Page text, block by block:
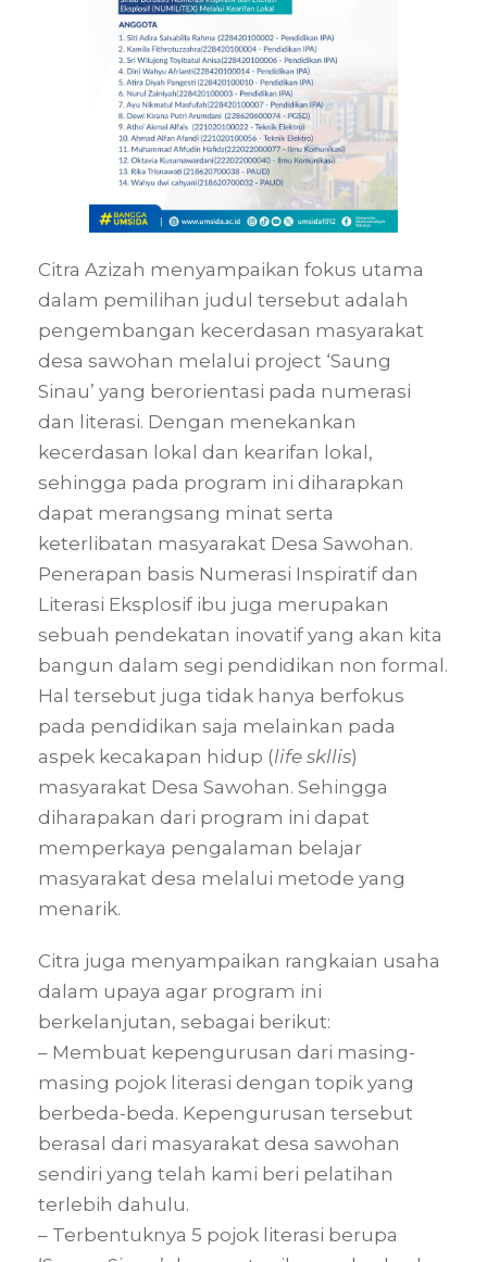
Citra Azizah menyampaikan fokus utama
dalam pemilihan judul tersebut adalah
pengembangan kecerdasan masyarakat
desa sawohan melalui project ‘Saung
Sinau’ yang berorientasi pada numerasi
dan literasi. Dengan menekankan
kecerdasan lokal dan kearifan lokal,
sehingga pada program ini diharapkan
dapat merangsang minat serta
keterlibatan masyarakat Desa Sawohan.
Penerapan basis Numerasi Inspiratif dan
Literasi Eksplosif ibu juga merupakan
sebuah pendekatan inovatif yang akan kita
bangun dalam segi pendidikan non formal.
Hal tersebut juga tidak hanya berfokus
pada pendidikan saja melainkan pada
aspek kecakapan hidup (life skllis)
masyarakat Desa Sawohan. Sehingga
diharapakan dari program ini dapat
memperkaya pengalaman belajar
masyarakat desa melalui metode yang
menarik.
Citra juga menyampaikan rangkaian usaha
dalam upaya agar program ini
berkelanjutan, sebagai berikut:
– Membuat kepengurusan dari masing-
masing pojok literasi dengan topik yang
berbeda-beda. Kepengurusan tersebut
berasal dari masyarakat desa sawohan
sendiri yang telah kami beri pelatihan
terlebih dahulu.
– Terbentuknya 5 pojok literasi berupa